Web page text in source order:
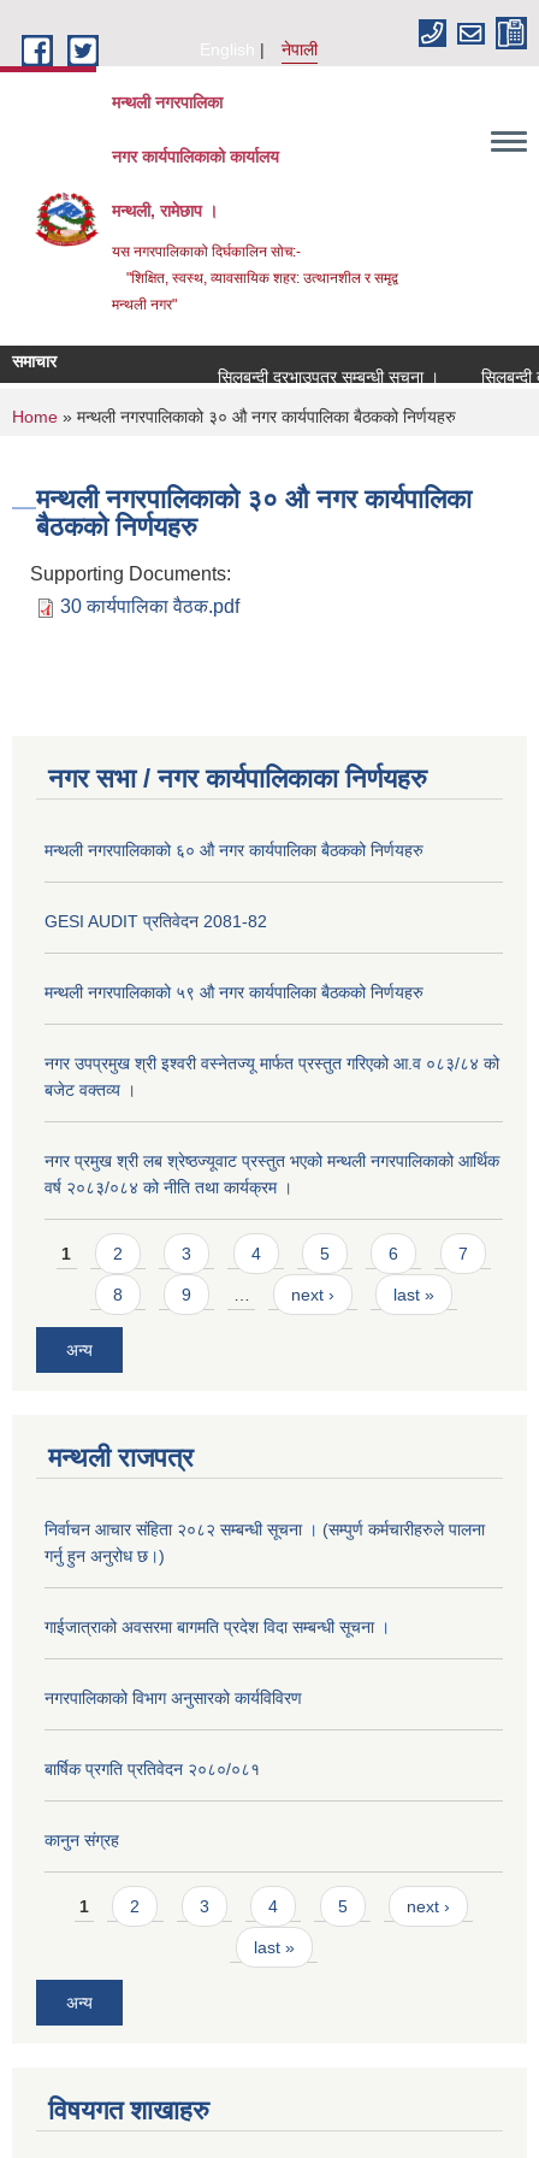
English
नेपाली
मन्थली नगरपालिका
नगर कार्यपालिकाको कार्यालय
मन्थली, रामेछाप ।
यस नगरपालिकाको दिर्घकालिन सोच:-
"शिक्षित, स्वस्थ, व्यावसायिक शहर: उत्थानशील र समृद्व
मन्थली नगर"
समाचार
सिलबन्दी दरभाउपत्र सम्बन्धी सूचना ।
सिलबन्दी
You are here
Home » मन्थली नगरपालिकाको ३० औ नगर कार्यपालिका बैठकको निर्णयहरु
मन्थली नगरपालिकाको ३० औ नगर कार्यपालिका
बैठकको निर्णयहरु
Supporting Documents:
30 कार्यपालिका वैठक.pdf
नगर सभा / नगर कार्यपालिकाका निर्णयहरु
मन्थली नगरपालिकाको ६० औ नगर कार्यपालिका बैठकको निर्णयहरु
GESI AUDIT प्रतिवेदन 2081-82
मन्थली नगरपालिकाको ५९ औ नगर कार्यपालिका बैठकको निर्णयहरु
नगर उपप्रमुख श्री इश्वरी वस्नेतज्यू मार्फत प्रस्तुत गरिएको आ.व ०८३/८४ को
बजेट वक्तव्य ।
नगर प्रमुख श्री लब श्रेष्ठज्यूवाट प्रस्तुत भएको मन्थली नगरपालिकाको आर्थिक
वर्ष २०८३/०८४ को नीति तथा कार्यक्रम ।
Pages
1 2 3 4 5 6 7
8 9 next › last »
अन्य
मन्थली राजपत्र
निर्वाचन आचार संहिता २०८२ सम्बन्धी सूचना । (सम्पुर्ण कर्मचारीहरुले पालना
गर्नु हुन अनुरोध छ।)
गाईजात्राको अवसरमा बागमति प्रदेश विदा सम्बन्धी सूचना ।
नगरपालिकाको विभाग अनुसारको कार्यविविरण
बार्षिक प्रगति प्रतिवेदन २०८०/०८१
कानुन संग्रह
Pages
1 2 3 4 5 next ›
last »
अन्य
विषयगत शाखाहरु